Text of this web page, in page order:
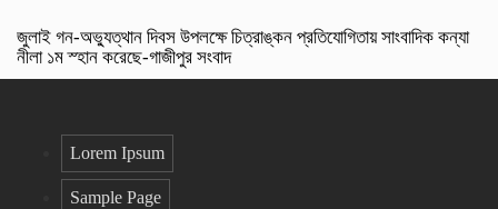
জুলাই গন-অভ্যুত্থান দিবস উপলক্ষে চিত্রাঙ্কন প্রতিযোগিতায় সাংবাদিক কন্যা
নীলা ১ম স্হান করেছে-গাজীপুর সংবাদ
Lorem Ipsum
Sample Page